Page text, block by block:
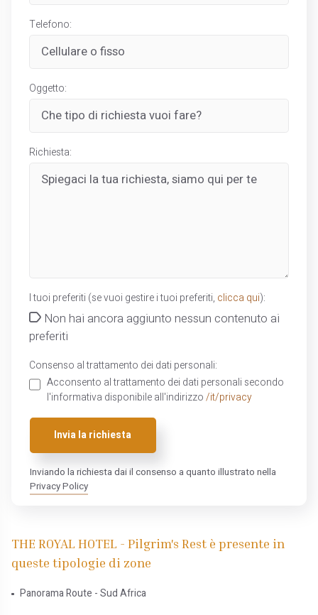
Telefono:
Oggetto:
Richiesta:
I tuoi preferiti (se vuoi gestire i tuoi preferiti, clicca qui):
Non hai ancora aggiunto nessun contenuto ai
preferiti
Consenso al trattamento dei dati personali:
Acconsento al trattamento dei dati personali secondo
l'informativa disponibile all'indirizzo /it/privacy
Invia la richiesta
Inviando la richiesta dai il consenso a quanto illustrato nella
Privacy Policy
THE ROYAL HOTEL - Pilgrim's Rest è presente in
queste tipologie di zone
Panorama Route - Sud Africa